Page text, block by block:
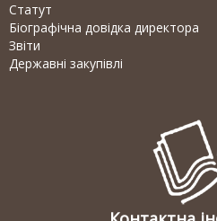
Статут
Біографічна довідка директора
Звіти
Державні закупівлі